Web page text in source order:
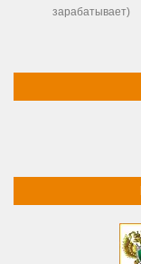
зарабатывает)